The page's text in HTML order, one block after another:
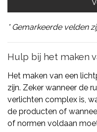
* Gemarkeerde velden
Hulp bij het maken
Het maken van een
zijn. Zeker wanneer de
verlichten complex is,
de producten of
of normen voldaan